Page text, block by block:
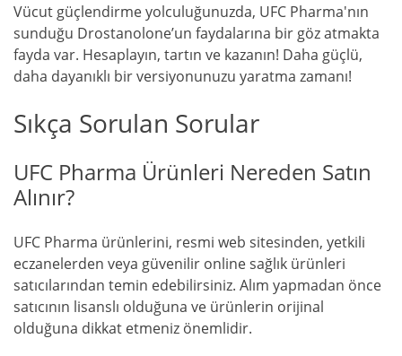
Vücut güçlendirme yolculuğunuzda, UFC Pharma'nın
sunduğu Drostanolone’un faydalarına bir göz atmakta
fayda var. Hesaplayın, tartın ve kazanın! Daha güçlü,
daha dayanıklı bir versiyonunuzu yaratma zamanı!
Sıkça Sorulan Sorular
UFC Pharma Ürünleri Nereden Satın
Alınır?
UFC Pharma ürünlerini, resmi web sitesinden, yetkili
eczanelerden veya güvenilir online sağlık ürünleri
satıcılarından temin edebilirsiniz. Alım yapmadan önce
satıcının lisanslı olduğuna ve ürünlerin orijinal
olduğuna dikkat etmeniz önemlidir.